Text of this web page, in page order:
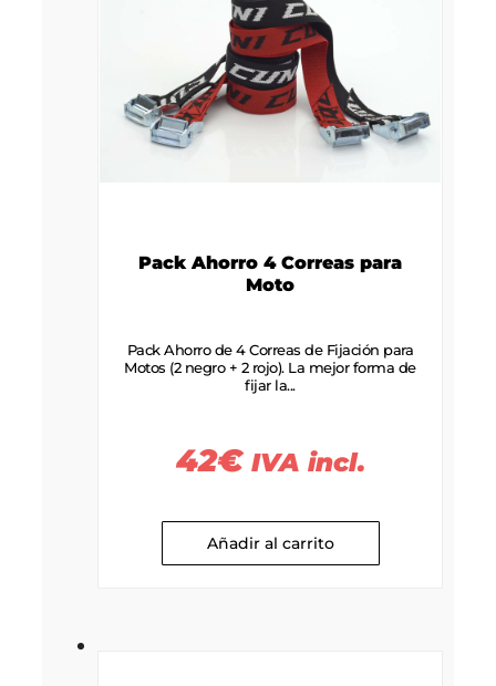
Pack Ahorro 4 Correas para
Moto
Pack Ahorro de 4 Correas de Fijación para
Motos (2 negro + 2 rojo). La mejor forma de
fijar la...
42€ IVA incl.
Añadir al carrito